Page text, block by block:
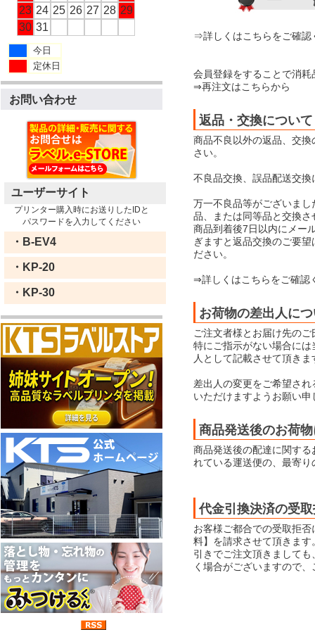
23 24 25 26 27 28 29
30 31
今日
定休日
お問い合わせ
ユーザーサイト
プリンター購入時にお送りしたIDと
パスワードを入力してください
・B-EV4
・KP-20
・KP-30
⇒詳しくはこちらをご確認
会員登録をすることで消
⇒再注文はこちらから
返品・交換について
商品不良以外の返品、交
さい。
不良品交換、誤品配送交
万一不良品等がございま
品、または同等品と交換
商品到着後7日以内にメー
ぎますと返品交換のご要
ださい。
⇒詳しくはこちらをご確認
お荷物の差出人に
ご注文者様とお届け先の
特にご指示がない場合に
人として記載させて頂きま
差出人の変更をご希望さ
いただけますようお願い申
商品発送後のお荷
商品発送後の配達に関す
れている運送便の、最寄
代金引換決済の受
お客様ご都合での受取拒
料】を請求させて頂きま
引きでご注文頂きまして
く場合がございますので